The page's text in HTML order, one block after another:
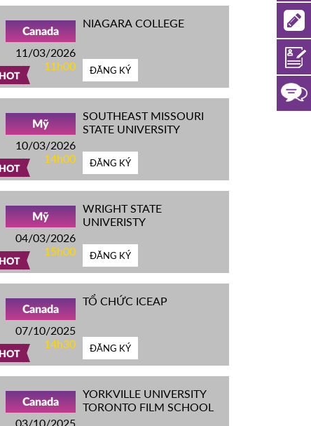
HOT
Canada
11/03/2026
11h00
NIAGARA COLLEGE
ĐĂNG KÝ
HOT
Mỹ
10/03/2026
14h00
SOUTHEAST MISSOURI
STATE UNIVERSITY
ĐĂNG KÝ
HOT
Mỹ
04/03/2026
15h00
WRIGHT STATE
UNIVERISTY
ĐĂNG KÝ
HOT
Canada
07/10/2025
14h30
TỔ CHỨC ICEAP
ĐĂNG KÝ
Canada
03/10/2025
YORKVILLE UNIVERSITY
TORONTO FILM SCHOOL